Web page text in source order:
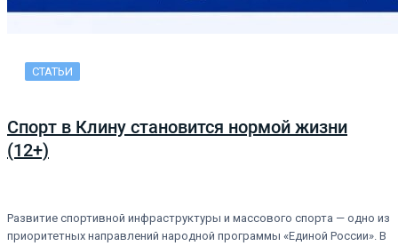
СТАТЬИ
Спорт в Клину становится нормой жизни
(12+)
Развитие спортивной инфраструктуры и массового спорта — одно из
приоритетных направлений народной программы «Единой России». В